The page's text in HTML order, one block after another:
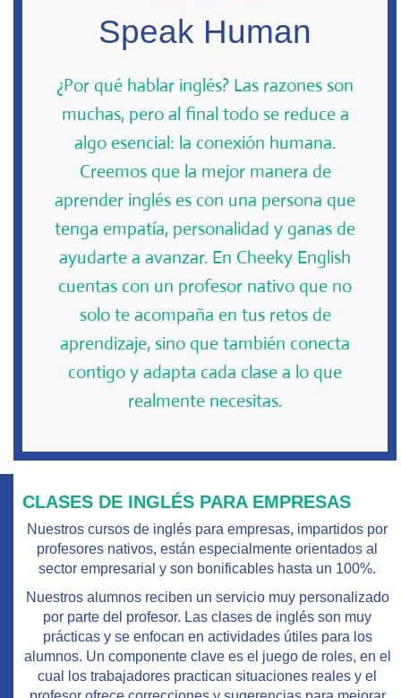
Speak Human
¿Por qué hablar inglés? Las razones son
muchas, pero al final todo se reduce a
algo esencial: la conexión humana.
Creemos que la mejor manera de
aprender inglés es con una persona que
tenga empatía, personalidad y ganas de
ayudarte a avanzar. En Cheeky English
cuentas con un profesor nativo que no
solo te acompaña en tus retos de
aprendizaje, sino que también conecta
contigo y adapta cada clase a lo que
realmente necesitas.
CLASES DE INGLÉS PARA EMPRESAS
Nuestros cursos de inglés para empresas, impartidos por
profesores nativos, están especialmente orientados al
sector empresarial y son bonificables hasta un 100%.
Nuestros alumnos reciben un servicio muy personalizado
por parte del profesor. Las clases de inglés son muy
prácticas y se enfocan en actividades útiles para los
alumnos. Un componente clave es el juego de roles, en el
cual los trabajadores practican situaciones reales y el